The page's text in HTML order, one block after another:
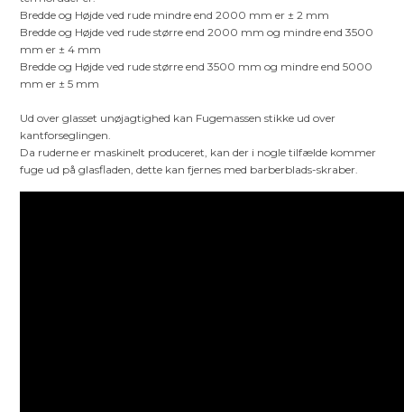
Bredde og Højde ved rude mindre end 2000 mm er ± 2 mm
Bredde og Højde ved rude større end 2000 mm og mindre end 3500
mm er ± 4 mm
Bredde og Højde ved rude større end 3500 mm og mindre end 5000
mm er ± 5 mm
Ud over glasset unøjagtighed kan Fugemassen stikke ud over
kantforseglingen.
Da ruderne er maskinelt produceret, kan der i nogle tilfælde kommer
fuge ud på glasfladen, dette kan fjernes med barberblads-skraber.